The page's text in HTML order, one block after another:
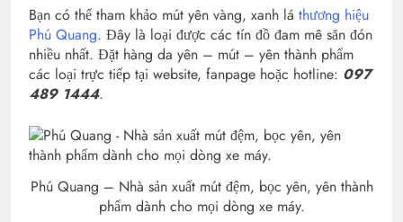
Bạn có thể tham khảo mút yên vàng, xanh lá thương hiệu
Phú Quang. Đây là loại được các tín đồ đam mê săn đón
nhiều nhất. Đặt hàng da yên – mút – yên thành phẩm
các loại trực tiếp tại website, fanpage hoặc hotline: 097
489 1444.
Phú Quang – Nhà sản xuất mút đệm, bọc yên, yên thành
phẩm dành cho mọi dòng xe máy.